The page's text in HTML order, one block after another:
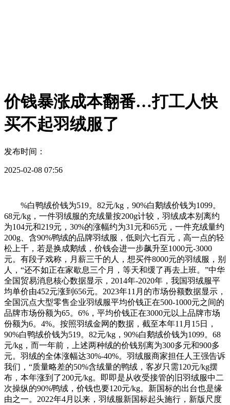
价钱暴涨成本翻番…打工人快
买不起羽绒服了
发布时间：
2025-02-08 07:56
%白鸭绒价钱为519。82元/kg，90%白鹅绒价钱为1099。
68元/kg，一件羽绒服的充绒量按200g计较，羽绒成本别离约
为104元和219元，30%的涨幅约为31元和65元，一件充绒量约
200g、含90%鸭绒的品牌羽绒服，低则六七百元，高一点的轻
松上千，若是换成鹅绒，价钱会进一步飙升至1000元-3000
元。有段子戏称，月薪三千的人，想买件8000元的羽绒服，别
人，“还不如正在家歇息三个月，等天和缓了再去上班。”中华
全国贸易消息核心数据显示，2014年-2020年，我国羽绒服平
均单价由452元涨到656元。2023年11月的市场份额数据显示，
全国沉点大型零售企业羽绒服平均价钱正在500-1000元之间的
品牌市场份额为65。6%，平均价钱正在3000元以上品牌市场
份额为6。4%。按照羽绒金网的数据，截至本年11月15日，
90%白鸭绒价钱为519。82元/kg，90%白鹅绒价钱为1099。68
元/kg，而一年前，上述两种绒的价钱别离为300多元和900多
元。羽绒的全体涨幅达30%-40%。羽绒服商家担任人王强告诉
我们，“质量略差的50%含绒量的鸭绒，客岁只需120元/kg摆
布，本年涨到了200元/kg。即即是从收受接管的旧羽绒服中二
次操纵的90%鸭绒，价钱也要120元/kg。新国标的出台也是缘
由之一。2022年4月以来，羽绒服新国标起头施行，新版尺度